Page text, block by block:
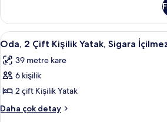
(Boardroom)
için
tüm
fotoğrafları
görün
(King)
Boy
Yatak,
İçilmez
(Boardroom)
daha
fazla
detay
Oda,
2
Çift
Kişilik
Yatak,
Sigara
Oda, 2
8
Oda, 2 Çift Kişilik Yatak, Sigara
39 metre kare
6 kişilik
2 çift Kişilik Yatak
Daha çok detay
Oda,